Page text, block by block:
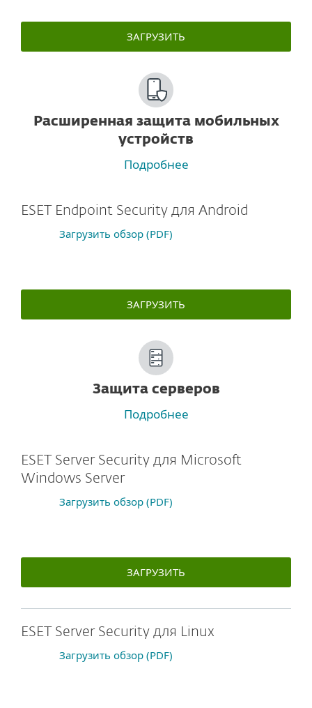
ЗАГРУЗИТЬ
Расширенная защита мобильных
устройств
Подробнее
ESET Endpoint Security для Android
Загрузить обзор (PDF)
ЗАГРУЗИТЬ
Защита серверов
Подробнее
ESET Server Security для Microsoft
Windows Server
Загрузить обзор (PDF)
ЗАГРУЗИТЬ
ESET Server Security для Linux
Загрузить обзор (PDF)